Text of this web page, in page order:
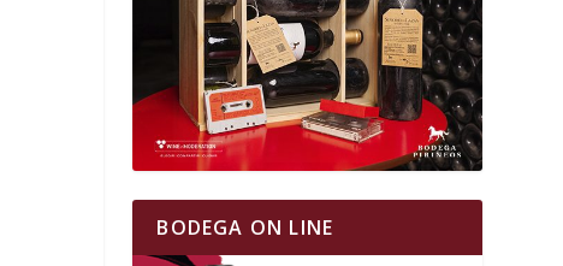
BODEGA ON LINE